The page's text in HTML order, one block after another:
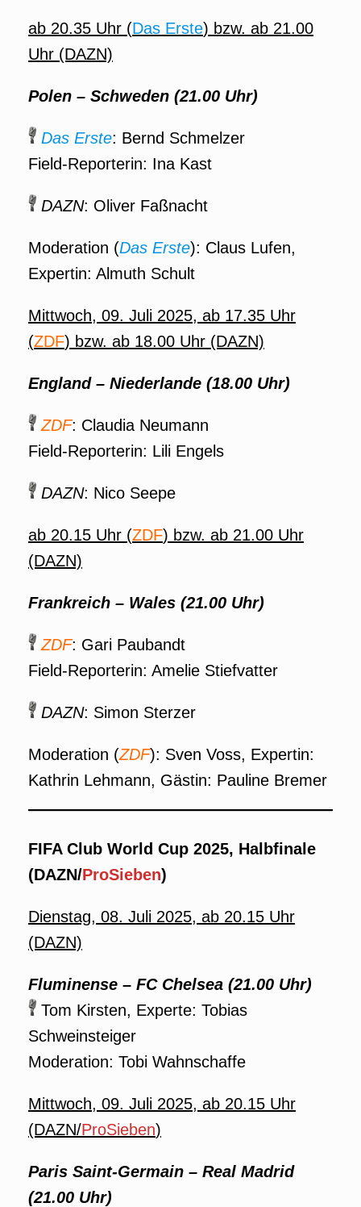
ab 20.35 Uhr (Das Erste) bzw. ab 21.00
Uhr (DAZN)
Polen – Schweden (21.00 Uhr)
Das Erste: Bernd Schmelzer
Field-Reporterin: Ina Kast
DAZN: Oliver Faßnacht
Moderation (Das Erste): Claus Lufen,
Expertin: Almuth Schult
Mittwoch, 09. Juli 2025, ab 17.35 Uhr
(ZDF) bzw. ab 18.00 Uhr (DAZN)
England – Niederlande (18.00 Uhr)
ZDF: Claudia Neumann
Field-Reporterin: Lili Engels
DAZN: Nico Seepe
ab 20.15 Uhr (ZDF) bzw. ab 21.00 Uhr
(DAZN)
Frankreich – Wales (21.00 Uhr)
ZDF: Gari Paubandt
Field-Reporterin: Amelie Stiefvatter
DAZN: Simon Sterzer
Moderation (ZDF): Sven Voss, Expertin:
Kathrin Lehmann, Gästin: Pauline Bremer
FIFA Club World Cup 2025, Halbfinale
(DAZN/ProSieben)
Dienstag, 08. Juli 2025, ab 20.15 Uhr
(DAZN)
Fluminense – FC Chelsea (21.00 Uhr)
Tom Kirsten, Experte: Tobias
Schweinsteiger
Moderation: Tobi Wahnschaffe
Mittwoch, 09. Juli 2025, ab 20.15 Uhr
(DAZN/ProSieben)
Paris Saint-Germain – Real Madrid
(21.00 Uhr)